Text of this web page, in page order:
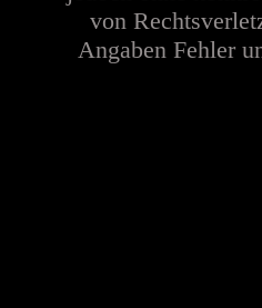
von
Angaben Fehler